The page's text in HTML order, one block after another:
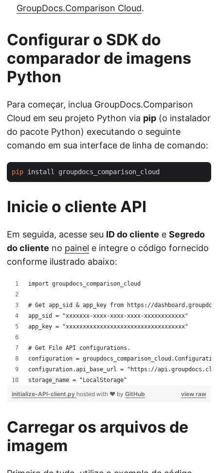
GroupDocs.Comparison Cloud.
Configurar o SDK do
comparador de imagens
Python
Para começar, inclua GroupDocs.Comparison
Cloud em seu projeto Python via pip (o instalador
do pacote Python) executando o seguinte
comando em sua interface de linha de comando:
pip
Inicie o cliente API
Em seguida, acesse seu ID do cliente e Segredo
do cliente no painel e integre o código fornecido
conforme ilustrado abaixo:
import groupdocs_comparison_cloud
# Get app_sid & app_key from https://
app_sid = "xxxxxxx-xxxx-xxxx-xxxx-xxxxxxxxxxxx"
app_key = "xxxxxxxxxxxxxxxxxxxxxxxxxxxxxxxxxxx"
# Get File API configurations.
configuration =
configuration.api_base_url = "https://
storage_name = "LocalStorage"
view raw
initialize-API-client.py hosted with ❤ by GitHub
Carregar os arquivos de
imagem